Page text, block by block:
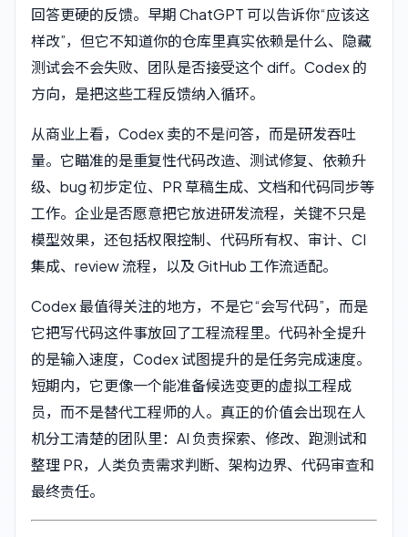
回答更硬的反馈。早期 ChatGPT 可以告诉你“应该这
样改”，但它不知道你的仓库里真实依赖是什么、隐藏
测试会不会失败、团队是否接受这个 diff。Codex 的
方向，是把这些工程反馈纳入循环。
从商业上看，Codex 卖的不是问答，而是研发吞吐
量。它瞄准的是重复性代码改造、测试修复、依赖升
级、bug 初步定位、PR 草稿生成、文档和代码同步等
工作。企业是否愿意把它放进研发流程，关键不只是
模型效果，还包括权限控制、代码所有权、审计、CI
集成、review 流程，以及 GitHub 工作流适配。
Codex 最值得关注的地方，不是它“会写代码”，而是
它把写代码这件事放回了工程流程里。代码补全提升
的是输入速度，Codex 试图提升的是任务完成速度。
短期内，它更像一个能准备候选变更的虚拟工程成
员，而不是替代工程师的人。真正的价值会出现在人
机分工清楚的团队里：AI 负责探索、修改、跑测试和
整理 PR，人类负责需求判断、架构边界、代码审查和
最终责任。